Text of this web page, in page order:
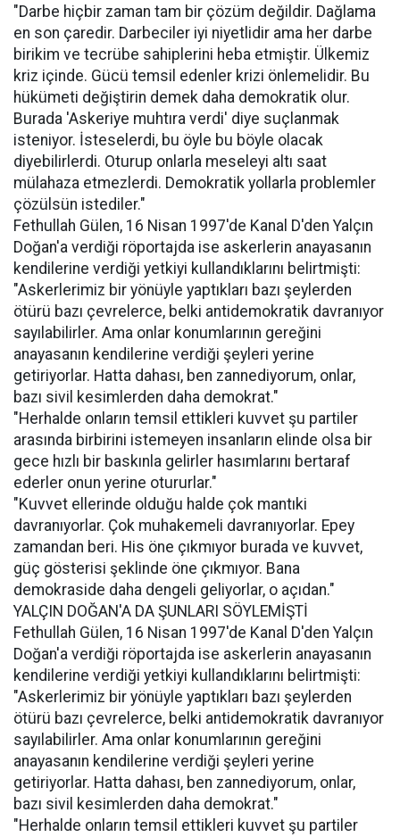
"Darbe hiçbir zaman tam bir çözüm değildir. Dağlama
en son çaredir. Darbeciler iyi niyetlidir ama her darbe
birikim ve tecrübe sahiplerini heba etmiştir. Ülkemiz
kriz içinde. Gücü temsil edenler krizi önlemelidir. Bu
hükümeti değiştirin demek daha demokratik olur.
Burada 'Askeriye muhtıra verdi' diye suçlanmak
isteniyor. İsteselerdi, bu öyle bu böyle olacak
diyebilirlerdi. Oturup onlarla meseleyi altı saat
mülahaza etmezlerdi. Demokratik yollarla problemler
çözülsün istediler."
Fethullah Gülen, 16 Nisan 1997'de Kanal D'den Yalçın
Doğan'a verdiği röportajda ise askerlerin anayasanın
kendilerine verdiği yetkiyi kullandıklarını belirtmişti:
"Askerlerimiz bir yönüyle yaptıkları bazı şeylerden
ötürü bazı çevrelerce, belki antidemokratik davranıyor
sayılabilirler. Ama onlar konumlarının gereğini
anayasanın kendilerine verdiği şeyleri yerine
getiriyorlar. Hatta dahası, ben zannediyorum, onlar,
bazı sivil kesimlerden daha demokrat."
"Herhalde onların temsil ettikleri kuvvet şu partiler
arasında birbirini istemeyen insanların elinde olsa bir
gece hızlı bir baskınla gelirler hasımlarını bertaraf
ederler onun yerine otururlar."
"Kuvvet ellerinde olduğu halde çok mantıki
davranıyorlar. Çok muhakemeli davranıyorlar. Epey
zamandan beri. His öne çıkmıyor burada ve kuvvet,
güç gösterisi şeklinde öne çıkmıyor. Bana
demokraside daha dengeli geliyorlar, o açıdan."
YALÇIN DOĞAN'A DA ŞUNLARI SÖYLEMİŞTİ
Fethullah Gülen, 16 Nisan 1997'de Kanal D'den Yalçın
Doğan'a verdiği röportajda ise askerlerin anayasanın
kendilerine verdiği yetkiyi kullandıklarını belirtmişti:
"Askerlerimiz bir yönüyle yaptıkları bazı şeylerden
ötürü bazı çevrelerce, belki antidemokratik davranıyor
sayılabilirler. Ama onlar konumlarının gereğini
anayasanın kendilerine verdiği şeyleri yerine
getiriyorlar. Hatta dahası, ben zannediyorum, onlar,
bazı sivil kesimlerden daha demokrat."
"Herhalde onların temsil ettikleri kuvvet şu partiler